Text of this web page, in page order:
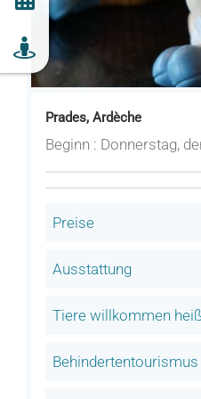
Prades, Ardèche
Beginn : Donnerstag,
Preise
Ausstattung
Tiere willkommen
Behindertentourismus